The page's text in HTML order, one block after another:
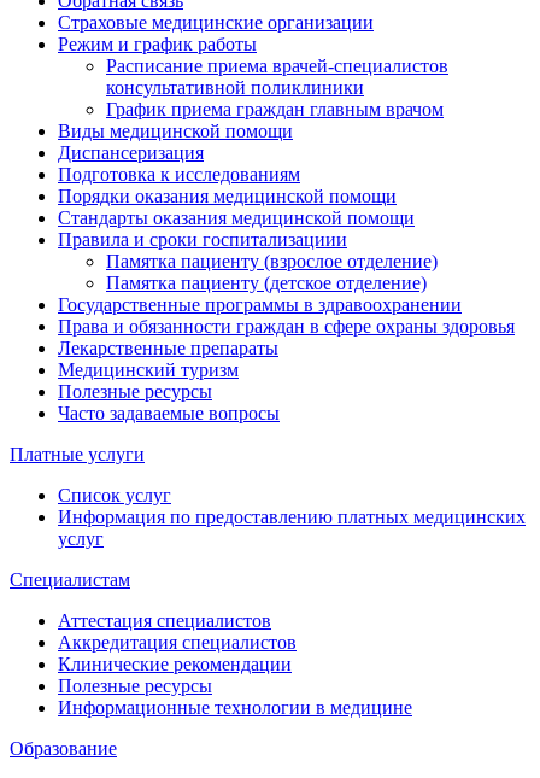
Страховые медицинские организации
Режим и график работы
Расписание приема врачей-специалистов
консультативной поликлиники
График приема граждан главным врачом
Виды медицинской помощи
Диспансеризация
Подготовка к исследованиям
Порядки оказания медицинской помощи
Стандарты оказания медицинской помощи
Правила и сроки госпитализациии
Памятка пациенту (взрослое отделение)
Памятка пациенту (детское отделение)
Государственные программы в здравоохранении
Права и обязанности граждан в сфере охраны здоровья
Лекарственные препараты
Медицинский туризм
Полезные ресурсы
Часто задаваемые вопросы
Платные услуги
Список услуг
Информация по предоставлению платных медицинских
услуг
Специалистам
Аттестация специалистов
Аккредитация специалистов
Клинические рекомендации
Полезные ресурсы
Информационные технологии в медицине
Образование